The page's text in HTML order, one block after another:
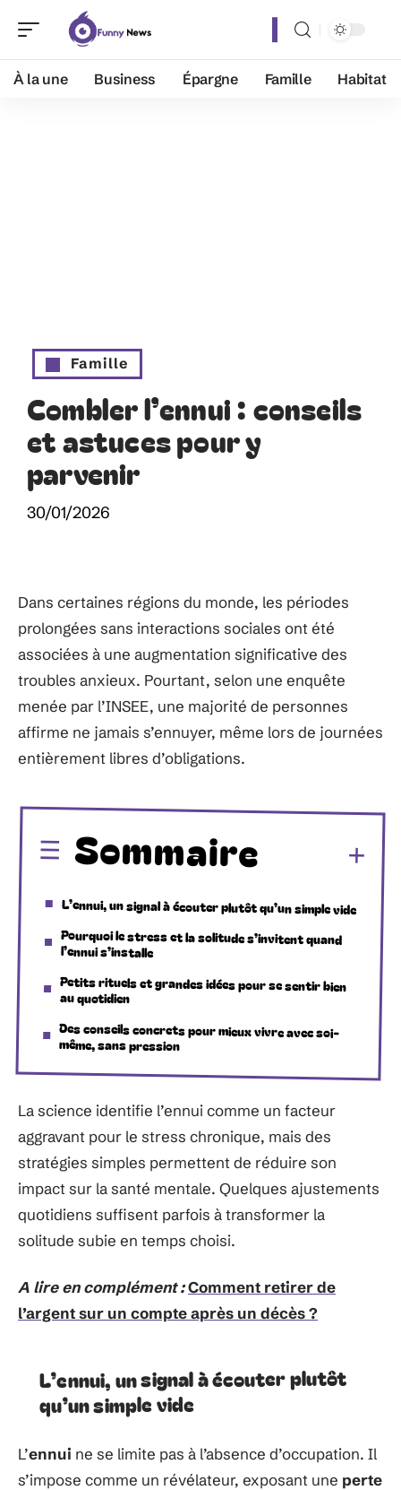
À la une Business Épargne Famille Habitat
Famille
Combler l’ennui : conseils
et astuces pour y
parvenir
30/01/2026
Dans certaines régions du monde, les périodes
prolongées sans interactions sociales ont été
associées à une augmentation significative des
troubles anxieux. Pourtant, selon une enquête
menée par l’INSEE, une majorité de personnes
affirme ne jamais s’ennuyer, même lors de journées
entièrement libres d’obligations.
Sommaire
L’ennui, un signal à écouter plutôt qu’un simple vide
Pourquoi le stress et la solitude s’invitent quand
l’ennui s’installe
Petits rituels et grandes idées pour se sentir bien
au quotidien
Des conseils concrets pour mieux vivre avec soi-
même, sans pression
La science identifie l’ennui comme un facteur
aggravant pour le stress chronique, mais des
stratégies simples permettent de réduire son
impact sur la santé mentale. Quelques ajustements
quotidiens suffisent parfois à transformer la
solitude subie en temps choisi.
A lire en complément :Comment retirer de
l’argent sur un compte après un décès ?
L’ennui, un signal à écouter plutôt
qu’un simple vide
L’ennui ne se limite pas à l’absence d’occupation. Il
s’impose comme un révélateur, exposant une perte